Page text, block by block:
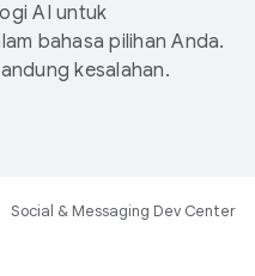
AI untuk
bahasa pilihan Anda.
kesalahan.
Social & Messaging Dev Center